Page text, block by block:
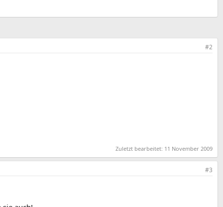
#2
Zuletzt bearbeitet: 11 November 2009
#3